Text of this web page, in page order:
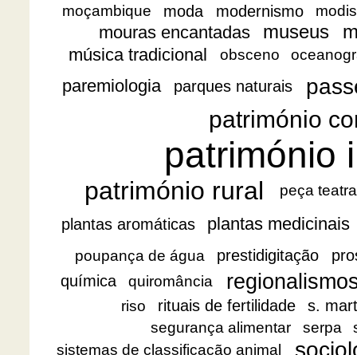
moçambique moda modernismo
mouras encantadas museus
música tradicional obsceno
paremiologia parques naturais
património
património
património rural peça
plantas aromáticas plantas medicinais
poupança de água prestidigitação
química
quiromância
riso rituais de fertilidade s.
segurança alimentar serpa
sistemas de classificação animal